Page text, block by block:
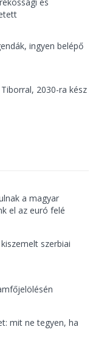
ingyen belépő
2030-ra kész
a magyar
el az euró felé
szerbiai
mit ne tegyen, ha